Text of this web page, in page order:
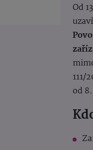
Od
111/
od